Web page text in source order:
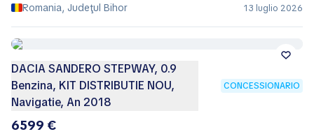
Romania, Judeţul Bihor
13 luglio 2026
DACIA SANDERO STEPWAY, 0.9
Benzina, KIT DISTRIBUTIE NOU,
Navigatie, An 2018
CONCESSIONARIO
6599 €